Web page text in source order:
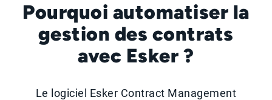
Pourquoi automatiser la
gestion des contrats
avec Esker ?
Le logiciel Esker Contract Management